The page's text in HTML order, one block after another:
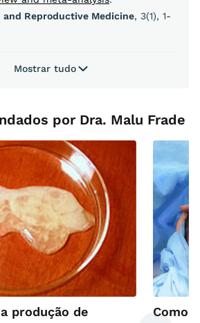
Reproductive Medicine, 3(1), 1-
Mostrar tudo
por Dra. Malu Frade
produção de
Como